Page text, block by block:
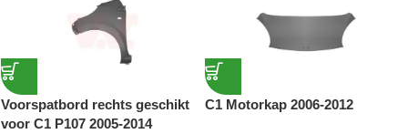
Voorspatbord rechts geschikt
voor C1 P107 2005-2014
C1 Motorkap 2006-2012